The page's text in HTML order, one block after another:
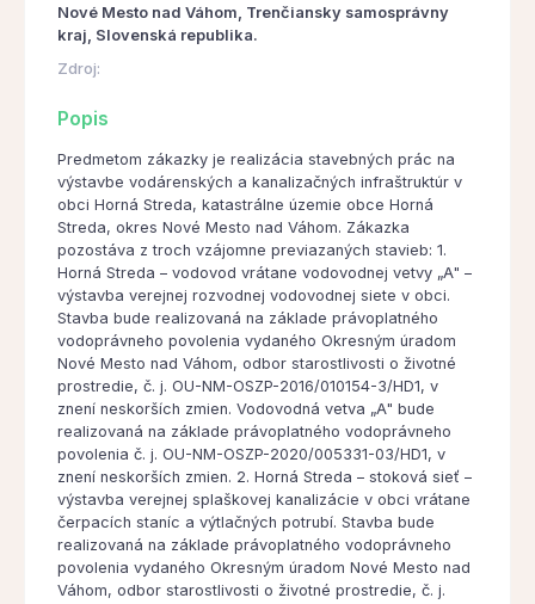
Nové Mesto nad Váhom, Trenčiansky samosprávny
kraj, Slovenská republika.
Zdroj:
Popis
Predmetom zákazky je realizácia stavebných prác na
výstavbe vodárenských a kanalizačných infraštruktúr v
obci Horná Streda, katastrálne územie obce Horná
Streda, okres Nové Mesto nad Váhom. Zákazka
pozostáva z troch vzájomne previazaných stavieb: 1.
Horná Streda – vodovod vrátane vodovodnej vetvy „A" –
výstavba verejnej rozvodnej vodovodnej siete v obci.
Stavba bude realizovaná na základe právoplatného
vodoprávneho povolenia vydaného Okresným úradom
Nové Mesto nad Váhom, odbor starostlivosti o životné
prostredie, č. j. OU-NM-OSZP-2016/010154-3/HD1, v
znení neskorších zmien. Vodovodná vetva „A" bude
realizovaná na základe právoplatného vodoprávneho
povolenia č. j. OU-NM-OSZP-2020/005331-03/HD1, v
znení neskorších zmien. 2. Horná Streda – stoková sieť –
výstavba verejnej splaškovej kanalizácie v obci vrátane
čerpacích staníc a výtlačných potrubí. Stavba bude
realizovaná na základe právoplatného vodoprávneho
povolenia vydaného Okresným úradom Nové Mesto nad
Váhom, odbor starostlivosti o životné prostredie, č. j.